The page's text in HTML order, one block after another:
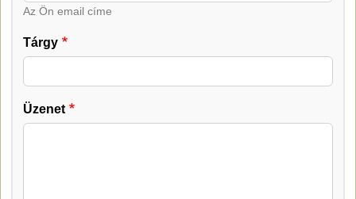
Az Ön email címe
Tárgy
Üzenet